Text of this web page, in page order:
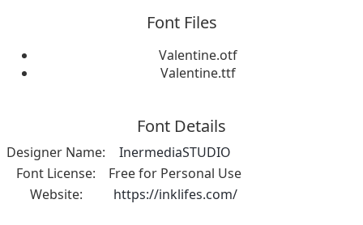
Font Files
Valentine.otf
Valentine.ttf
Font Details
Designer Name:
InermediaSTUDIO
Font License:
Free for Personal Use
Website:
https://inklifes.com/